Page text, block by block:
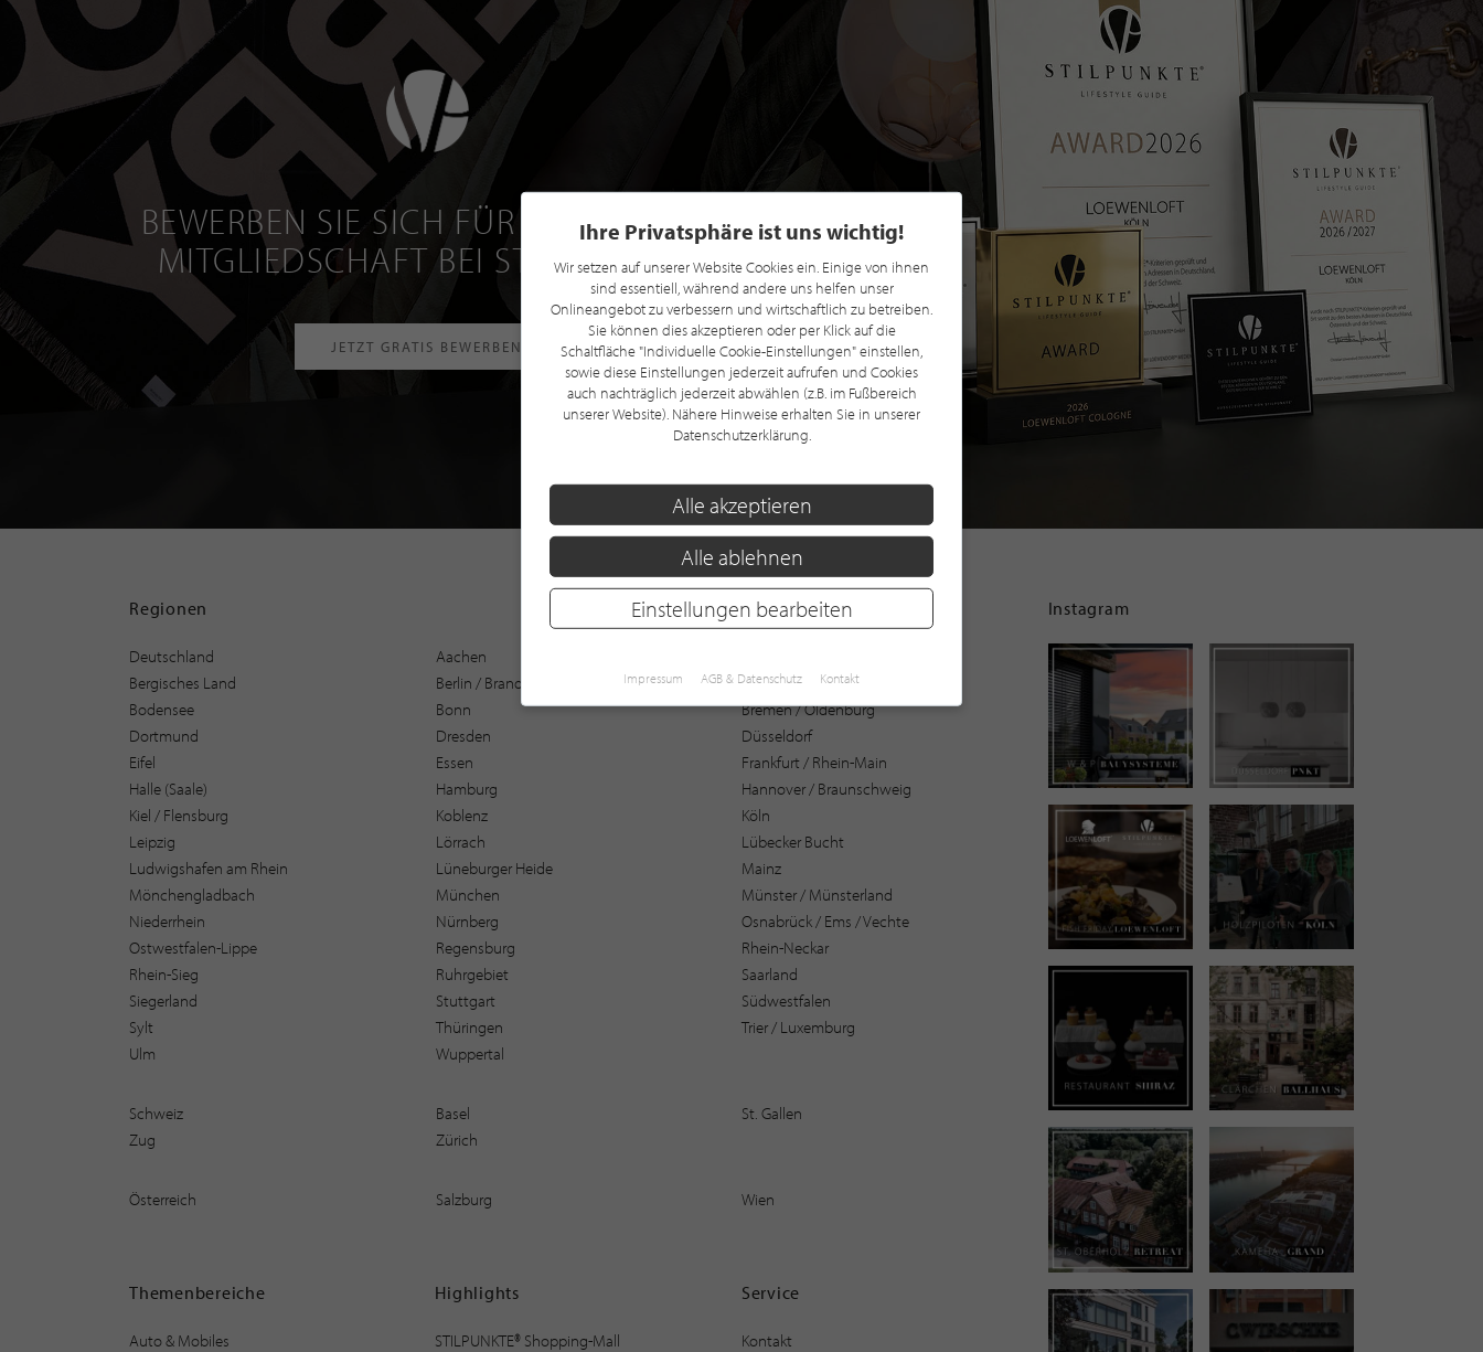
BEWERBEN SIE SICH FÜR EINE GRATIS
MITGLIEDSCHAFT BEI STILPUNKTE®
JETZT GRATIS BEWERBEN
Regionen
Deutschland Aachen
Bergisches Land
Berlin / Brandenburg
Bochum
Bodensee
Bonn
Bremen / Oldenburg
Dortmund
Dresden
Düsseldorf
Eifel
Essen
Frankfurt / Rhein-Main
Halle (Saale)
Hamburg
Hannover / Braunschweig
Kiel / Flensburg
Koblenz
Köln
Leipzig
Lörrach
Lübecker Bucht
Ludwigshafen am Rhein
Lüneburger Heide
Mainz
Mönchengladbach
München
Münster / Münsterland
Niederrhein
Nürnberg
Osnabrück / Ems / Vechte
Ostwestfalen-Lippe
Regensburg
Rhein-Neckar
Rhein-Sieg
Ruhrgebiet
Saarland
Siegerland
Stuttgart
Südwestfalen
Sylt
Thüringen
Trier / Luxemburg
Ulm
Wuppertal
Schweiz Basel
St. Gallen
Zug
Zürich
Österreich Salzburg Wien
Themenbereiche
Auto & Mobiles
Highlights
STILPUNKTE® Shopping-Mall
Service
Kontakt
Instagram
Ihre Privatsphäre ist uns wichtig!
Wir setzen auf unserer Website Cookies ein. Einige von ihnen
sind essentiell, während andere uns helfen unser
Onlineangebot zu verbessern und wirtschaftlich zu betreiben.
Sie können dies akzeptieren oder per Klick auf die
Schaltfläche "Individuelle Cookie-Einstellungen" einstellen,
sowie diese Einstellungen jederzeit aufrufen und Cookies
auch nachträglich jederzeit abwählen (z.B. im Fußbereich
unserer Website). Nähere Hinweise erhalten Sie in unserer
Datenschutzerklärung.
Alle akzeptieren
Alle ablehnen
Einstellungen bearbeiten
Impressum AGB & Datenschutz Kontakt